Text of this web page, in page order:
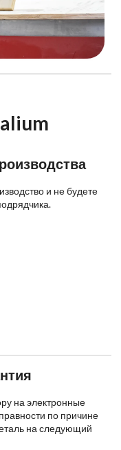
и не будете
на электронные
по причине
на следующий